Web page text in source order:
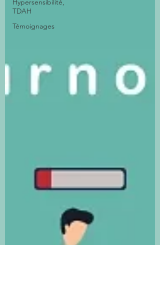
Hypersensibilité,
TDAH
Témoignages